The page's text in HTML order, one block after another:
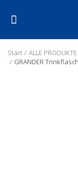
ALLE PRODUKTE
Start ALLE PRODUKTE
GRANDER